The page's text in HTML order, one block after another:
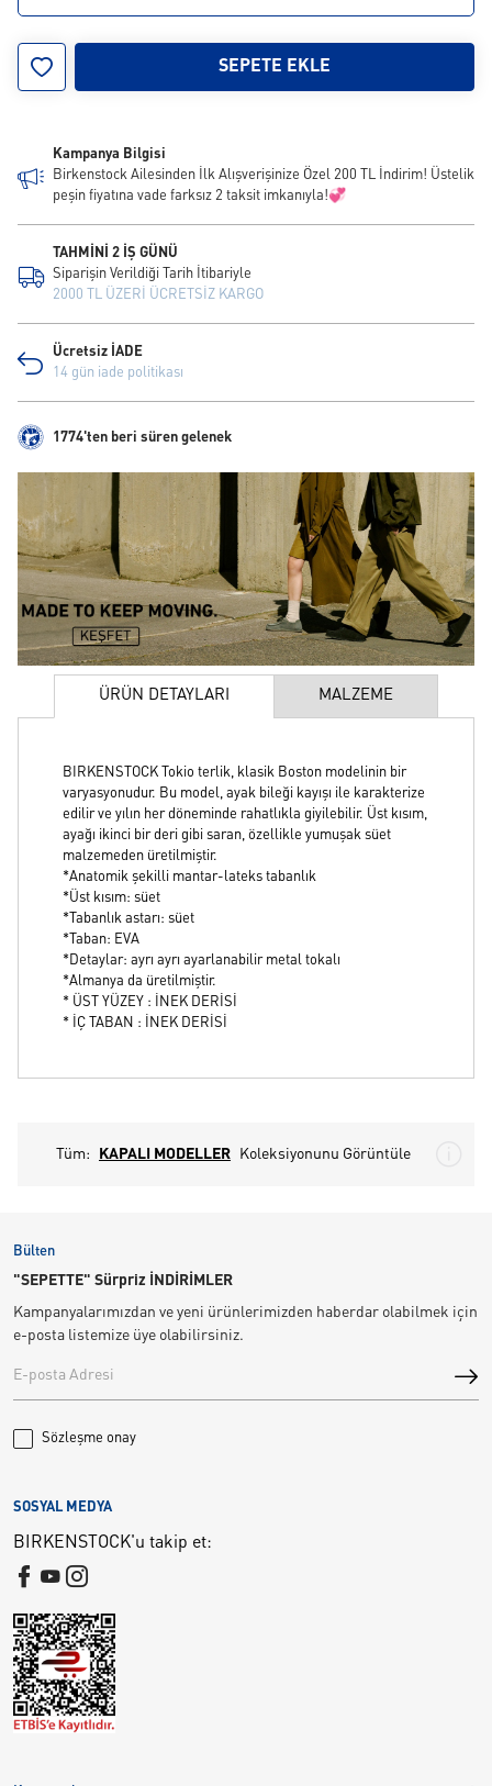
44 45 46
SEPETE EKLE
Kampanya Bilgisi
Birkenstock Ailesinden İlk Alışverişinize Özel 200 TL İndirim! Üstelik
peşin fiyatına vade farksız 2 taksit imkanıyla!💞
TAHMİNİ 2 İŞ GÜNÜ
Siparişin Verildiği Tarih İtibariyle
2000 TL ÜZERİ ÜCRETSİZ KARGO
Ücretsiz İADE
14 gün iade politikası
1774'ten beri süren gelenek
ÜRÜN DETAYLARI MALZEME
BIRKENSTOCK Tokio terlik, klasik Boston modelinin bir
varyasyonudur. Bu model, ayak bileği kayışı ile karakterize
edilir ve yılın her döneminde rahatlıkla giyilebilir. Üst kısım,
ayağı ikinci bir deri gibi saran, özellikle yumuşak süet
malzemeden üretilmiştir.
*Anatomik şekilli mantar-lateks tabanlık
*Üst kısım: süet
*Tabanlık astarı: süet
*Taban: EVA
*Detaylar: ayrı ayrı ayarlanabilir metal tokalı
*Almanya da üretilmiştir.
* ÜST YÜZEY : İNEK DERİSİ
* İÇ TABAN : İNEK DERİSİ
Tüm: KAPALI MODELLER Koleksiyonunu Görüntüle
Bülten
"SEPETTE" Sürpriz İNDİRİMLER
Kampanyalarımızdan ve yeni ürünlerimizden haberdar olabilmek için
e-posta listemize üye olabilirsiniz.
Sözleşme onay
SOSYAL MEDYA
BIRKENSTOCK'u takip et: